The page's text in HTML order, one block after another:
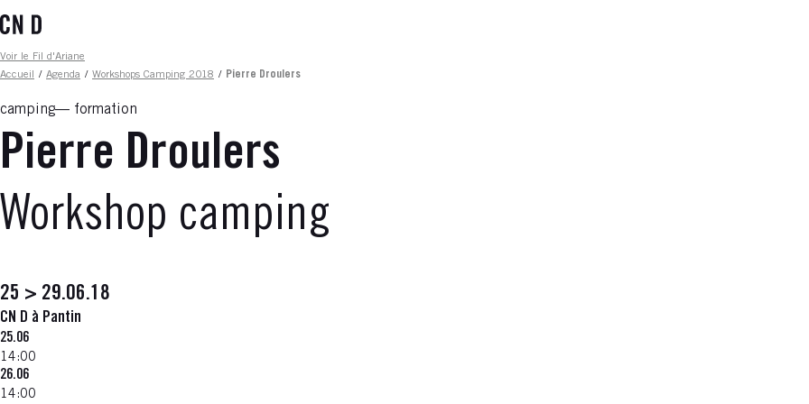
au
principal
Fil d'ariane
Voir le Fil d'Ariane
Accueil
/ Agenda / Workshops Camping 2018 / Pierre Droulers
camping formation
Pierre Droulers
Workshop camping
25 > 29.06.18
CN D à Pantin
25.06
14:00
26.06
14:00